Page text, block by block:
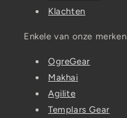
Klachten
Enkele van onze merken
OgreGear
Makhai
Agilite
Templars Gear